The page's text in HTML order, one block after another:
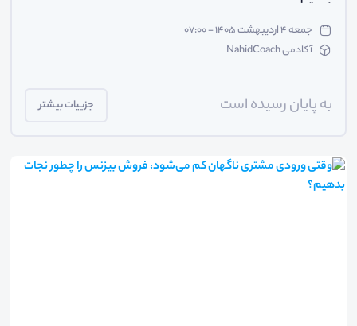
جمعه ۴ اردیبهشت ۱۴۰۵ - ۰۷:۰۰
آکادمی NahidCoach
به پایان رسیده است جزییات بیشتر